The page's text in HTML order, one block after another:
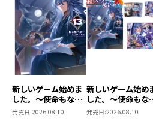
新しいゲーム始めま
した。～使命もない
のに最強です？～13
発売日:2026.08.10
新しいゲーム始め
した。～使命もな
のに最強です？～
発売日:2026.08.10